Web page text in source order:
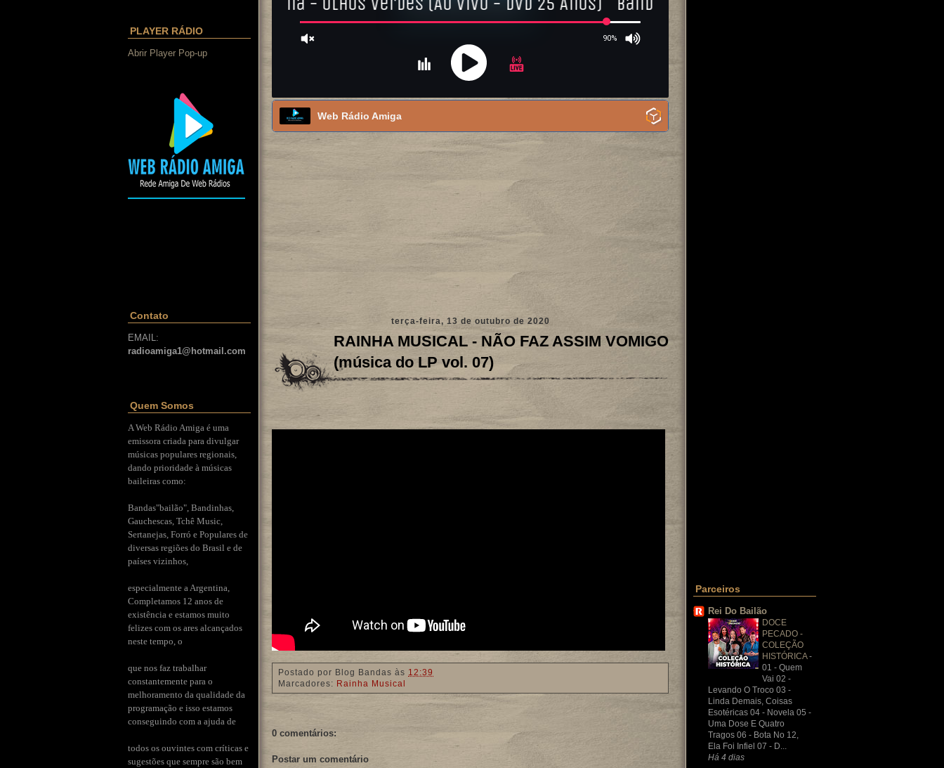
PLAYER RÁDIO
Abrir Player Pop-up
Contato
EMAIL:
radioamiga1@hotmail.com
Quem Somos
A Web Rádio Amiga é uma
emissora criada para divulgar
músicas populares regionais,
dando prioridade à músicas
baileiras como:
Bandas"bailão", Bandinhas,
Gauchescas, Tchê Music,
Sertanejas, Forró e Populares de
diversas regiões do Brasil e de
países vizinhos,
especialmente a Argentina,
Completamos 12 anos de
existência e estamos muito
felizes com os ares alcançados
neste tempo, o
que nos faz trabalhar
constantemente para o
melhoramento da qualidade da
programação e isso estamos
conseguindo com a ajuda de
todos os ouvintes com críticas e
sugestões que sempre são bem
Web Rádio Amiga
terça-feira, 13 de outubro de 2020
RAINHA MUSICAL - NÃO FAZ ASSIM VOMIGO
(música do LP vol. 07)
Postado por Blog Bandas às 12:39
Marcadores: Rainha Musical
0 comentários:
Postar um comentário
Parceiros
Rei Do Bailão
DOCE
PECADO -
COLEÇÃO
HISTÓRICA-
01 - Quem
Vai 02 -
Levando O Troco 03 -
Linda Demais, Coisas
Esotéricas 04 - Novela 05 -
Uma Dose E Quatro
Tragos 06 - Bota No 12,
Ela Foi Infiel 07 - D...
Há 4 dias